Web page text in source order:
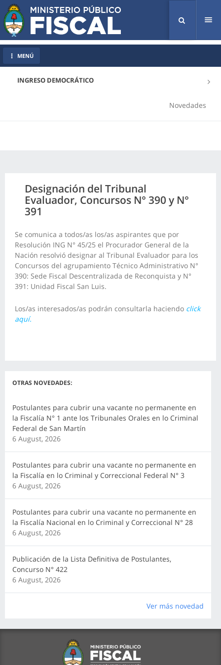
INGRESO DEMOCRÁTICO
Novedades
MENÚ
Designación del Tribunal
Evaluador, Concursos N° 390 y N°
391
Se comunica a todos/as los/as aspirantes que por
Resolución ING N° 45/25 el Procurador General de la
Nación resolvió designar al Tribunal Evaluador para los
Concursos del agrupamiento Técnico Administrativo N°
390: Sede Fiscal Descentralizada de Reconquista y N°
391: Unidad Fiscal San Luis.
Los/as interesados/as podrán consultarla haciendo click
aquí.
OTRAS NOVEDADES:
Postulantes para cubrir una vacante no permanente en
la Fiscalía N° 1 ante los Tribunales Orales en lo Criminal
Federal de San Martín
6 August, 2026
Postulantes para cubrir una vacante no permanente en
la Fiscalía en lo Criminal y Correccional Federal N° 3
6 August, 2026
Postulantes para cubrir una vacante no permanente en
la Fiscalía Nacional en lo Criminal y Correccional N° 28
6 August, 2026
Publicación de la Lista Definitiva de Postulantes,
Concurso N° 422
6 August, 2026
Ver más novedad